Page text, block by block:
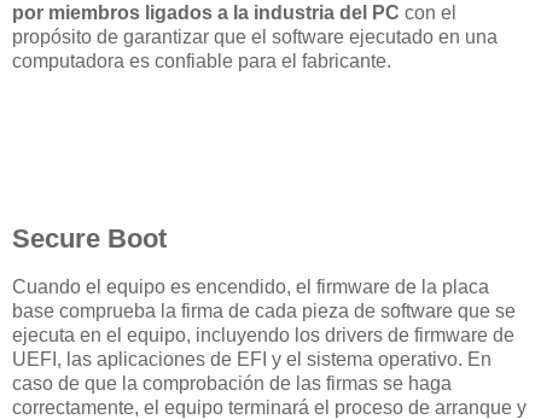
por miembros ligados a la industria del PC con el
propósito de garantizar que el software ejecutado en una
computadora es confiable para el fabricante.
Secure Boot
Cuando el equipo es encendido, el firmware de la placa
base comprueba la firma de cada pieza de software que se
ejecuta en el equipo, incluyendo los drivers de firmware de
UEFI, las aplicaciones de EFI y el sistema operativo. En
caso de que la comprobación de las firmas se haga
correctamente, el equipo terminará el proceso de arranque y